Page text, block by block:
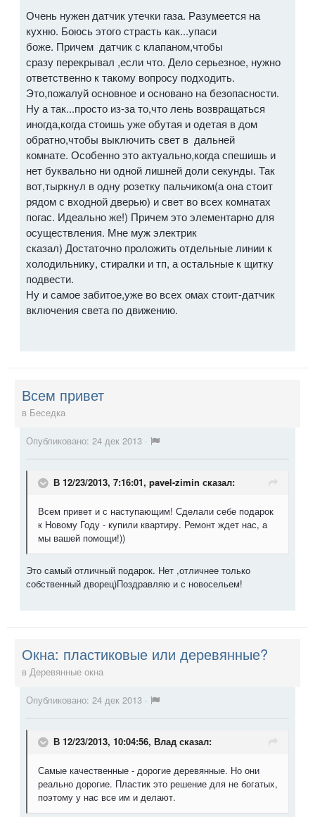
Очень нужен датчик утечки газа. Разумеется на
кухню. Боюсь этого страсть как...упаси
боже. Причем датчик с клапаном,чтобы
сразу перекрывал ,если что. Дело серьезное, нужно
ответственно к такому вопросу подходить.
Это,пожалуй основное и основано на безопасности.
Ну а так...просто из-за то,что лень возвращаться
иногда,когда стоишь уже обутая и одетая в дом
обратно,чтобы выключить свет в дальней
комнате. Особенно это актуально,когда спешишь и
нет буквально ни одной лишней доли секунды. Так
вот,тыркнул в одну розетку пальчиком(а она стоит
рядом с входной дверью) и свет во всех комнатах
погас. Идеально же!) Причем это элементарно для
осуществления. Мне муж электрик
сказал) Достаточно проложить отдельные линии к
холодильнику, стиралки и тп, а остальные к щитку
подвести.
Ну и самое забитое,уже во всех омах стоит-датчик
включения света по движению.
Всем привет
в Беседка
Опубликовано: 24 дек 2013 ·
В 12/23/2013, 7:16:01, pavel-zimin сказал:
Всем привет и с наступающим! Сделали себе подарок
к Новому Году - купили квартиру. Ремонт ждет нас, а
мы вашей помощи!))
Это самый отличный подарок. Нет ,отличнее только
собственный дворец)Поздравляю и с новосельем!
Окна: пластиковые или деревянные?
в Деревянные окна
Опубликовано: 24 дек 2013 ·
В 12/23/2013, 10:04:56, Влад сказал:
Самые качественные - дорогие деревянные. Но они
реально дорогие. Пластик это решение для не богатых,
поэтому у нас все им и делают.